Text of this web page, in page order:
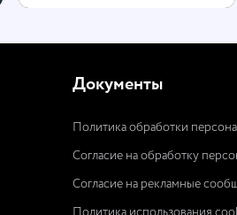
Документы
Политика обработки
Согласие на обработку
Согласие на рекламные
Политика использования